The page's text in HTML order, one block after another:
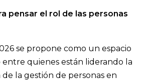
pensar el rol de las personas
se propone como un espacio
quienes están liderando la
la gestión de personas en